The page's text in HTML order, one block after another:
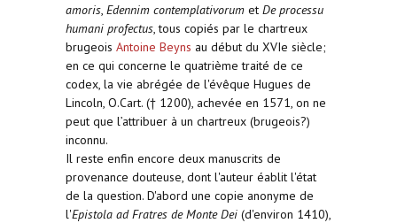
amoris, Edennim contemplativorum et De processu
humani profectus, tous copiés par le chartreux
brugeois Antoine Beyns au début du XVIe siècle;
en ce qui concerne le quatrième traité de ce
codex, la vie abrégée de l'évêque Hugues de
Lincoln, O.Cart. († 1200), achevée en 1571, on ne
peut que l’attribuer à un chartreux (brugeois?)
inconnu.
Il reste enfin encore deux manuscrits de
provenance douteuse, dont l'auteur éablit l'état
de la question. D'abord une copie anonyme de
l'Epistola ad Fratres de Monte Dei (d'environ 1410),